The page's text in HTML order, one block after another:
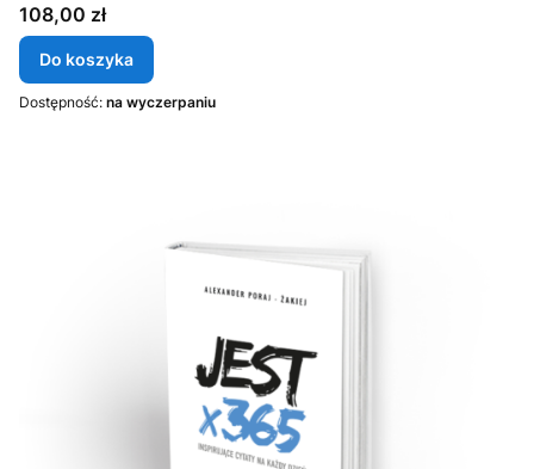
Cena
108,00 zł
Do koszyka
Dostępność: na wyczerpaniu